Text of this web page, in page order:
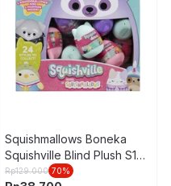
Squishmallows Boneka
Squishville Blind Plush S10
Random
Rp129.000 70%